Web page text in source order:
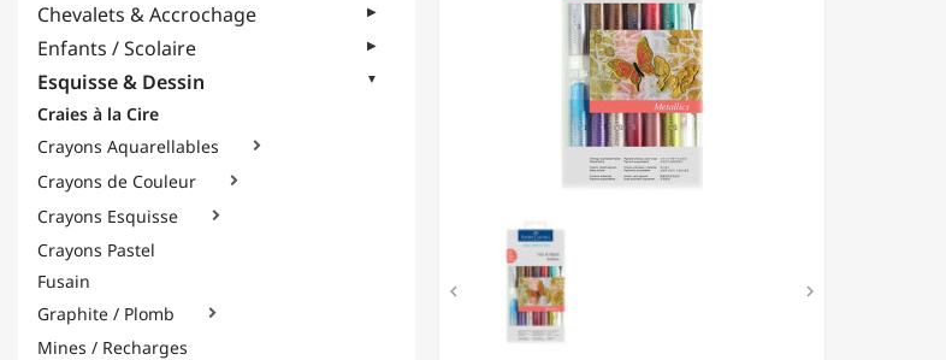
Chevalets & Accrochage
Enfants / Scolaire
Esquisse & Dessin
Craies à la Cire
Crayons Aquarellables

Crayons de Couleur 
Crayons Esquisse 
Crayons Pastel
Fusain
Graphite / Plomb

Mines / Recharges
AQUARELLABLES
'MÉTALLIQUES'
 